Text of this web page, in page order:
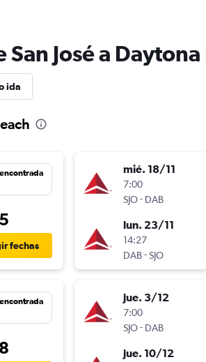
José a Daytona
ida
fechas
mié. 18/11
7:00
SJO- DAB
lun. 23/11
14:27
DAB-SJO
jue. 3/12
7:00
SJO- DAB
jue. 10/12